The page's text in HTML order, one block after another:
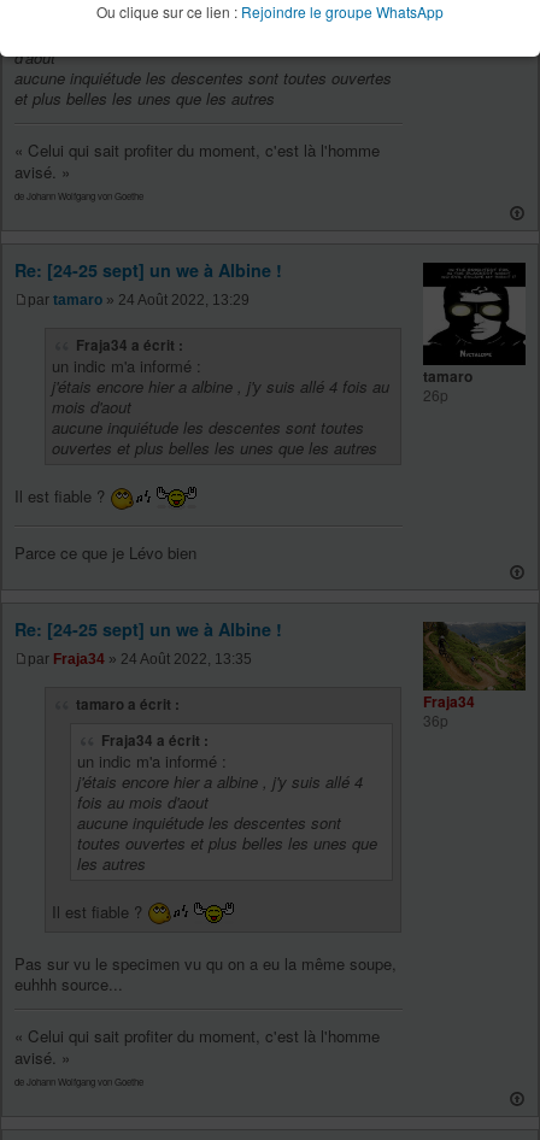
Ou clique sur ce lien : Rejoindre le groupe WhatsApp
un indic m'a informé :
d'aout
aucune inquiétude les descentes sont toutes ouvertes
et plus belles les unes que les autres
« Celui qui sait profiter du moment, c'est là l'homme
avisé. »
de Johann Wolfgang von Goethe
Fraja34
Re: [24-25 sept] un we à Albine !
par tamaro » 24 Août 2022, 13:29
Fraja34 a écrit :
un indic m'a informé :
j'étais encore hier a albine , j'y suis allé 4 fois au
mois d'aout
aucune inquiétude les descentes sont toutes
ouvertes et plus belles les unes que les autres
Il est fiable ?
Parce ce que je Lévo bien
tamaro
26p
Re: [24-25 sept] un we à Albine !
par Fraja34 » 24 Août 2022, 13:35
tamaro a écrit :
Fraja34 a écrit :
un indic m'a informé :
j'étais encore hier a albine , j'y suis allé 4
fois au mois d'aout
aucune inquiétude les descentes sont
toutes ouvertes et plus belles les unes que
les autres
Il est fiable ?
Pas sur vu le specimen vu qu on a eu la même soupe,
euhhh source...
« Celui qui sait profiter du moment, c'est là l'homme
avisé. »
de Johann Wolfgang von Goethe
Fraja34
36p